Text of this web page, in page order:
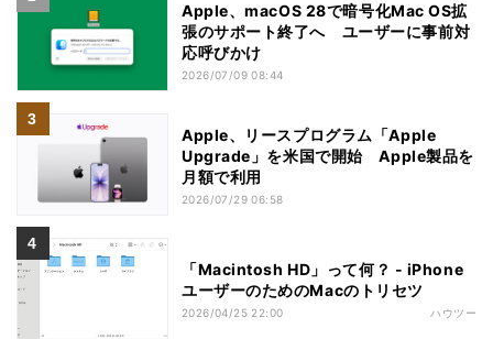
Apple、macOS 28で暗号化Mac OS拡
張のサポート終了へ ユーザーに事前対
応呼びかけ
2026/07/09 08:44
Apple、リースプログラム「Apple
Upgrade」を米国で開始 Apple製品を
月額で利用
2026/07/29 06:58
「Macintosh HD」って何？ - iPhone
ユーザーのためのMacのトリセツ
2026/04/25 22:00 ハウツー